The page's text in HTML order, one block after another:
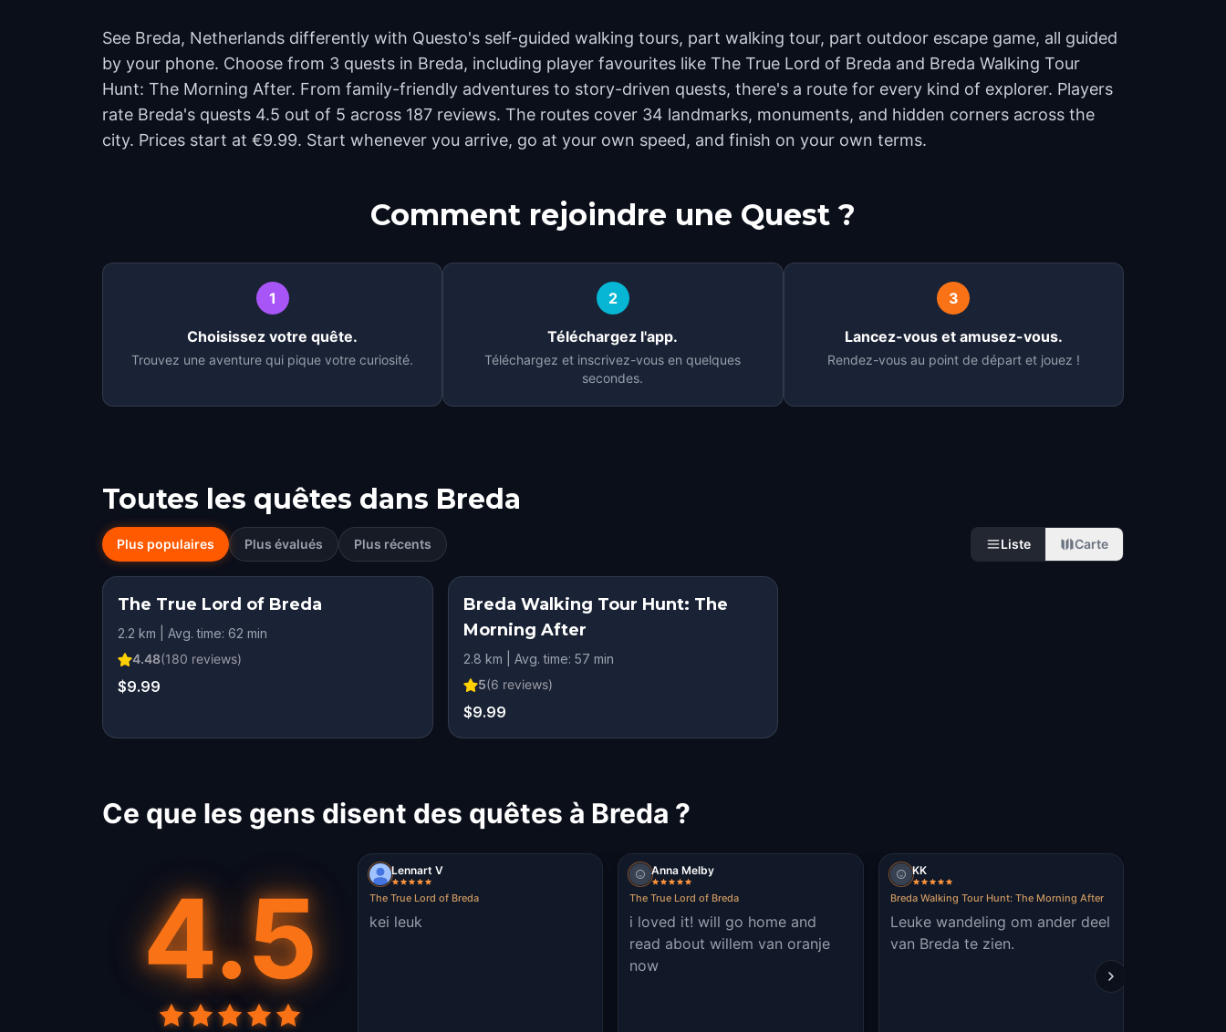
See Breda, Netherlands differently with Questo's self-guided walking tours, part walking tour, part outdoor escape game, all guided
by your phone. Choose from 3 quests in Breda, including player favourites like The True Lord of Breda and Breda Walking Tour
Hunt: The Morning After. From family-friendly adventures to story-driven quests, there's a route for every kind of explorer. Players
rate Breda's quests 4.5 out of 5 across 187 reviews. The routes cover 34 landmarks, monuments, and hidden corners across the
city. Prices start at €9.99. Start whenever you arrive, go at your own speed, and finish on your own terms.
Comment rejoindre une Quest ?
1
Choisissez votre quête.
Trouvez une aventure qui pique votre curiosité.
2
Téléchargez l'app.
Téléchargez et inscrivez-vous en quelques
secondes.
3
Lancez-vous et amusez-vous.
Rendez-vous au point de départ et jouez !
Toutes les quêtes dans Breda
Plus populaires Plus évalués Plus récents Liste Carte
The True Lord of Breda
2.2 km | Avg. time: 62 min
4.48(180 reviews)
$9.99
Breda Walking Tour Hunt: The
Morning After
2.8 km | Avg. time: 57 min
5(6 reviews)
$9.99
Ce que les gens disent des quêtes à Breda ?
4.5
Lennart V
The True Lord of Breda
kei leuk
Anna Melby
The True Lord of Breda
i loved it! will go home and
read about willem van oranje
now
KK
Breda Walking Tour Hunt: The Morning After
Leuke wandeling om ander deel
van Breda te zien.